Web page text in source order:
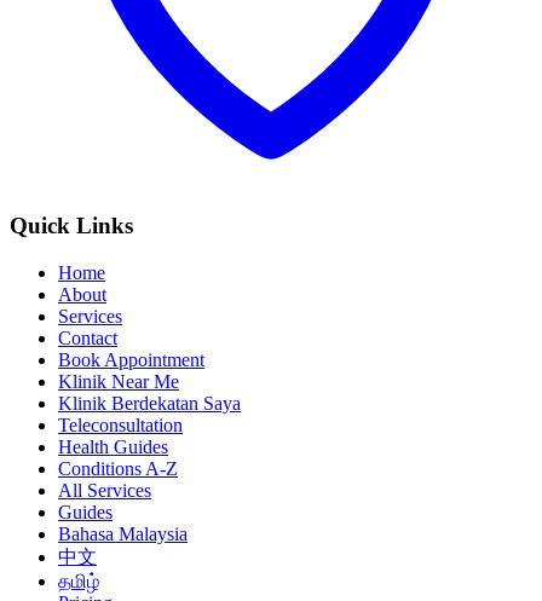
Quick Links
Home
About
Services
Contact
Book Appointment
Klinik Near Me
Klinik Berdekatan Saya
Teleconsultation
Health Guides
Conditions A-Z
All Services
Guides
Bahasa Malaysia
中文
தமிழ்